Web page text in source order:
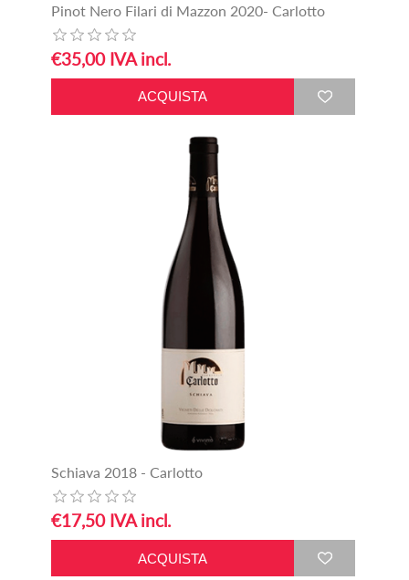
Pinot Nero Filari di Mazzon 2020- Carlotto
€35,00 IVA incl.
Schiava 2018 - Carlotto
€17,50 IVA incl.